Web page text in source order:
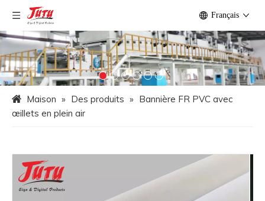
Français
Maison » Des produits » Bannière FR PVC avec
œillets en plein air